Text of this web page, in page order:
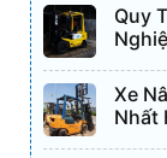
Quy
Xe
Nhất